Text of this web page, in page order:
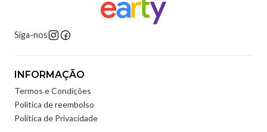
Siga-nos
INFORMAÇÃO
Termos e Condições
Politica de reembolso
Política de Privacidade